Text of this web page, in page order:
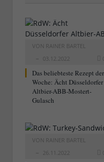
VON RAINER BARTEL
03.12.2022
0
Das beliebteste Rezept der
Woche: Ächt Düsseldorfer
Altbier-ABB-Mostert-
Gulasch
VON RAINER BARTEL
26.11.2022
0